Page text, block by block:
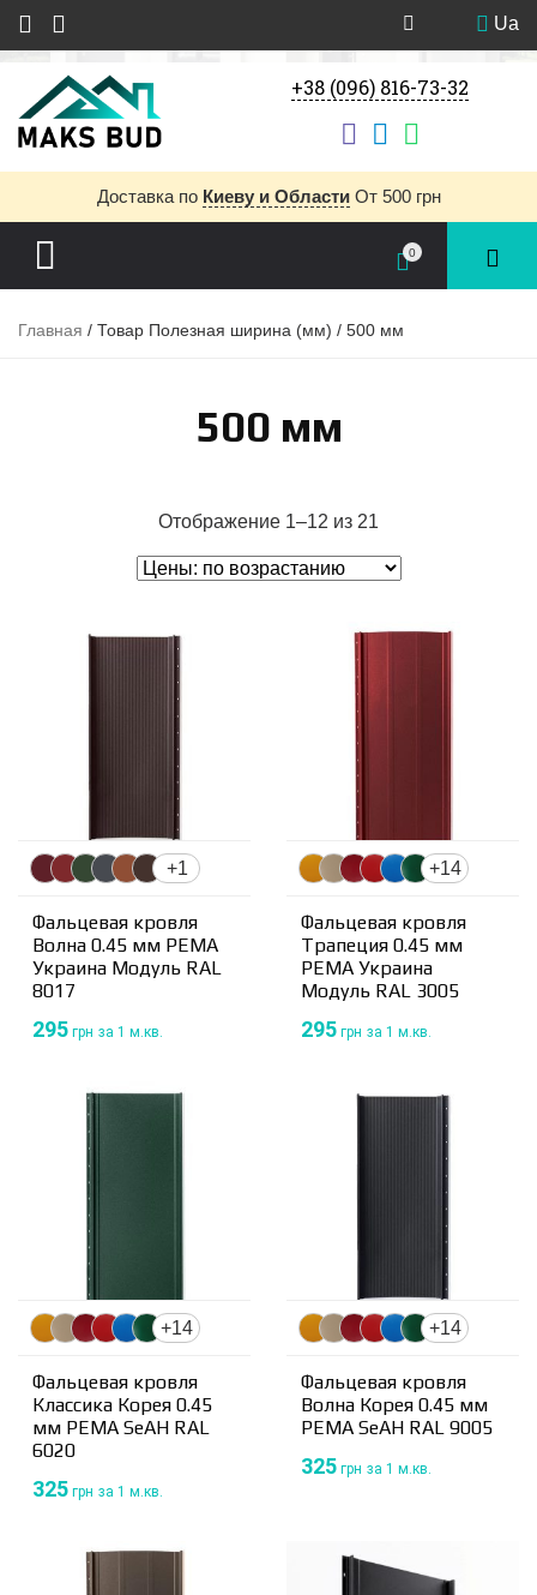
Ua
+38 (096) 816-73-32
Доставка по Киеву и Области От 500 грн
0
Главная / Товар Полезная ширина (мм) / 500 мм
500 мм
Отображение 1–12 из 21
+1
Фальцевая кровля
Волна 0.45 мм PEMA
Украина Модуль RAL
8017
295 грн за 1 м.кв.
+14
Фальцевая кровля
Трапеция 0.45 мм
PEMA Украина
Модуль RAL 3005
295 грн за 1 м.кв.
+14
Фальцевая кровля
Классика Корея 0.45
мм PEMA SeAH RAL
6020
325 грн за 1 м.кв.
+14
Фальцевая кровля
Волна Корея 0.45 мм
PEMA SeAH RAL 9005
325 грн за 1 м.кв.